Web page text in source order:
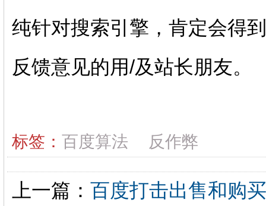
纯针对搜索引擎，肯定会得
反馈意见的用/及站长朋友。
标签： 百度算法 反作弊
上一篇： 百度打击出售和购